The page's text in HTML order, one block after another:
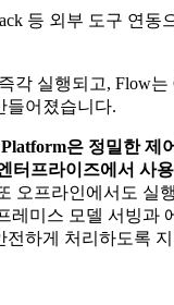
등 외부 도구 연동
각 실행되고, Flow
들어졌습니다.
은 정밀한 제
터프라이즈에서 사
오프라인에서도 실
레미스 모델 서빙과
전하게 처리하도록